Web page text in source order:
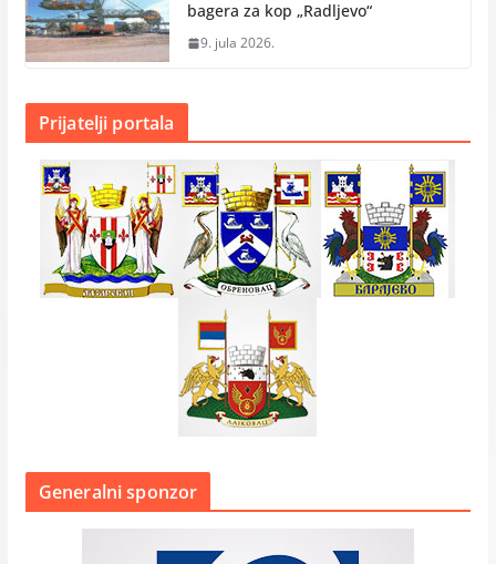
bagera za kop „Radlјevo“
9. jula 2026.
Prijatelji portala
Generalni sponzor